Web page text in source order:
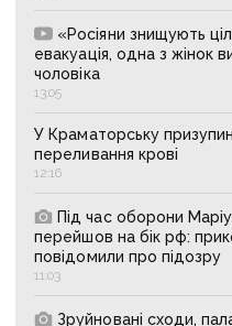
«Росіяни знищують
евакуація, одна з жінок
чоловіка
13:05
У Краматорську
переливання крові
12:16
Під час оборони
перейшов на бік рф:
повідомили про підозру
11:03
Зруйновані сходи,